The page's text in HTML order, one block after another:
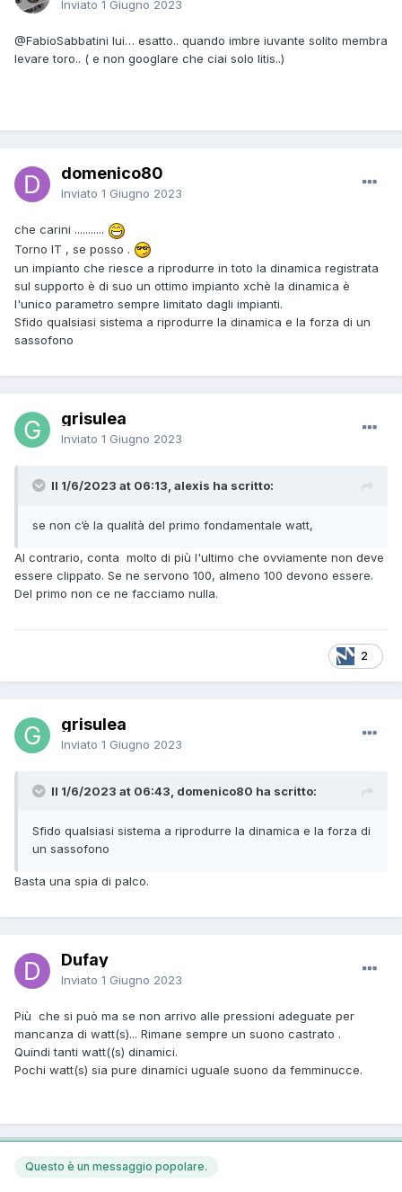
Inviato 1 Giugno 2023
@FabioSabbatini lui… esatto.. quando imbre iuvante solito membra
levare toro.. ( e non googlare che ciai solo litis..)
domenico80
Inviato 1 Giugno 2023
che carini ...........
Torno IT , se posso .
un impianto che riesce a riprodurre in toto la dinamica registrata
sul supporto è di suo un ottimo impianto xchè la dinamica è
l'unico parametro sempre limitato dagli impianti.
Sfido qualsiasi sistema a riprodurre la dinamica e la forza di un
sassofono
grisulea
Inviato 1 Giugno 2023
Il 1/6/2023 at 06:13, alexis ha scritto:
se non c‘è la qualità del primo fondamentale watt,
Al contrario, conta molto di più l'ultimo che ovviamente non deve
essere clippato. Se ne servono 100, almeno 100 devono essere.
Del primo non ce ne facciamo nulla.
2
grisulea
Inviato 1 Giugno 2023
Il 1/6/2023 at 06:43, domenico80 ha scritto:
Sfido qualsiasi sistema a riprodurre la dinamica e la forza di
un sassofono
Basta una spia di palco.
Dufay
Inviato 1 Giugno 2023
Più che si può ma se non arrivo alle pressioni adeguate per
mancanza di watt(s)... Rimane sempre un suono castrato .
Quindi tanti watt((s) dinamici.
Pochi watt(s) sia pure dinamici uguale suono da femminucce.
Questo è un messaggio popolare.